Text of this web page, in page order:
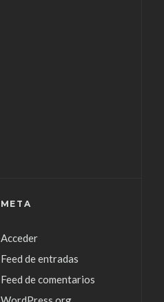
META
Acceder
Feed de entradas
Feed de comentarios